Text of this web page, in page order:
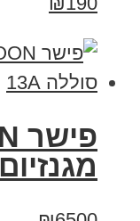
מגנזיום 48V סוללה 13A